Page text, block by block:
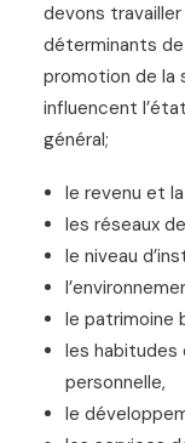
devons travailler
déterminants
promotion de la
influencent
général;
le revenu et
les réseaux
le niveau
le patrimoine
les habitudes
personnelle,
le